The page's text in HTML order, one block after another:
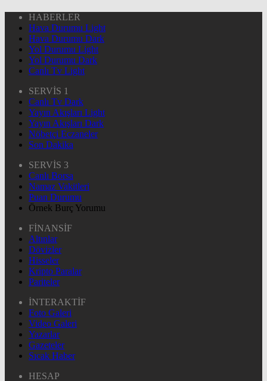
HABERLER
Hava Durumu Light
Hava Durumu Dark
Yol Durumu Light
Yol Durumu Dark
Canlı Tv Light
SERVİS 1
Canlı Tv Dark
Yayın Akışları Light
Yayın Akışları Dark
Nöbetçi Eczaneler
Son Dakika
SERVİS 3
Canlı Borsa
Namaz Vakitleri
Puan Durumu
Örnek Burç Yorumu
FİNANSİF
Altınlar
Dövizler
Hisseler
Kripto Paralar
Pariteler
İNTERAKTİF
Foto Galeri
Video Galeri
Yazarlar
Gazeteler
Sıcak Haber
HESAP